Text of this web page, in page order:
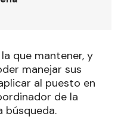
que mantener, y
manejar sus
al puesto en
de la
búsqueda.